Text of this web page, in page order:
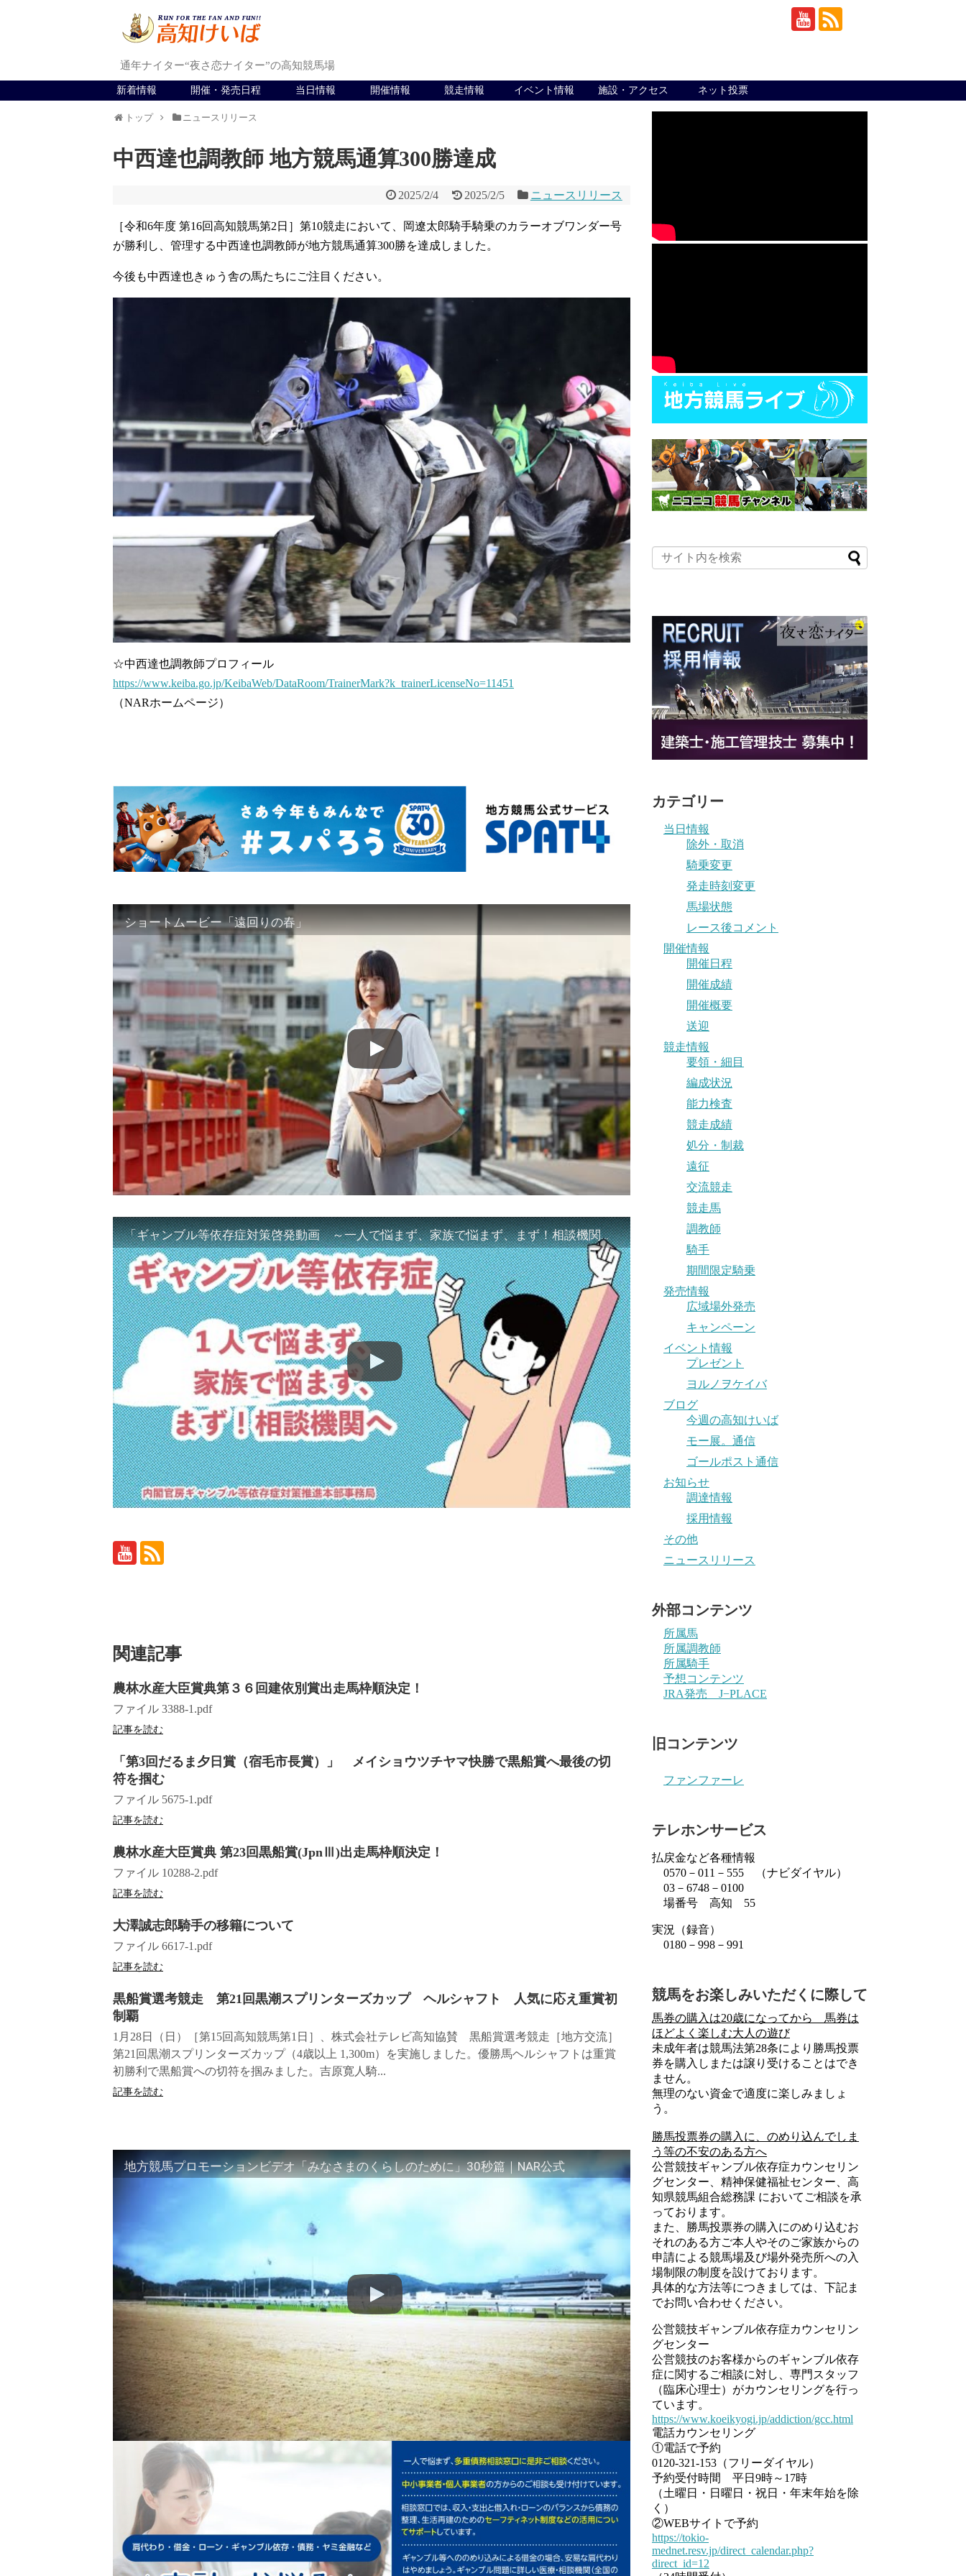
通年ナイター“夜さ恋ナイター”の高知競馬場
新着情報 開催・発売日程 当日情報 開催情報 競走情報 イベント情報 施設・アクセス ネット投票
トップ ニュースリリース
中西達也調教師 地方競馬通算300勝達成
2025/2/4 2025/2/5 ニュースリリース
［令和6年度 第16回高知競馬第2日］第10競走において、岡遼太郎騎手騎乗のカラーオブワンダー号
が勝利し、管理する中西達也調教師が地方競馬通算300勝を達成しました。
今後も中西達也きゅう舎の馬たちにご注目ください。
☆中西達也調教師プロフィール
https://www.keiba.go.jp/KeibaWeb/DataRoom/TrainerMark?k_trainerLicenseNo=11451
（NARホームページ）
ショートムービー「遠回りの春」
「ギャンブル等依存症対策啓発動画 ～一人で悩まず、家族で悩まず、まず！相談機関へ～」
関連記事
農林水産大臣賞典第３６回建依別賞出走馬枠順決定！
ファイル 3388-1.pdf
記事を読む
「第3回だるま夕日賞（宿毛市長賞）」 メイショウツチヤマ快勝で黒船賞へ最後の切
符を掴む
ファイル 5675-1.pdf
記事を読む
農林水産大臣賞典 第23回黒船賞(JpnⅢ)出走馬枠順決定！
ファイル 10288-2.pdf
記事を読む
大澤誠志郎騎手の移籍について
ファイル 6617-1.pdf
記事を読む
黒船賞選考競走 第21回黒潮スプリンターズカップ ヘルシャフト 人気に応え重賞初
制覇
1月28日（日）［第15回高知競馬第1日］、株式会社テレビ高知協賛 黒船賞選考競走［地方交流］
第21回黒潮スプリンターズカップ（4歳以上 1,300m）を実施しました。優勝馬ヘルシャフトは重賞
初勝利で黒船賞への切符を掴みました。吉原寛人騎...
記事を読む
地方競馬プロモーションビデオ「みなさまのくらしのために」30秒篇｜NAR公式
カテゴリー
当日情報
除外・取消
騎乗変更
発走時刻変更
馬場状態
レース後コメント
開催情報
開催日程
開催成績
開催概要
送迎
競走情報
要領・細目
編成状況
能力検査
競走成績
処分・制裁
遠征
交流競走
競走馬
調教師
騎手
期間限定騎乗
発売情報
広域場外発売
キャンペーン
イベント情報
プレゼント
ヨルノヲケイバ
ブログ
今週の高知けいば
モー展。通信
ゴールポスト通信
お知らせ
調達情報
採用情報
その他
ニュースリリース
外部コンテンツ
所属馬
所属調教師
所属騎手
予想コンテンツ
JRA発売 J−PLACE
旧コンテンツ
ファンファーレ
テレホンサービス
払戻金など各種情報
0570－011－555 （ナビダイヤル）
03－6748－0100
場番号 高知 55
実況（録音）
0180－998－991
競馬をお楽しみいただくに際して
馬券の購入は20歳になってから 馬券は
ほどよく楽しむ大人の遊び
未成年者は競馬法第28条により勝馬投票
券を購入しまたは譲り受けることはでき
ません。
無理のない資金で適度に楽しみましょ
う。
勝馬投票券の購入に、のめり込んでしま
う等の不安のある方へ
公営競技ギャンブル依存症カウンセリン
グセンター、精神保健福祉センター、高
知県競馬組合総務課 においてご相談を承
っております。
また、勝馬投票券の購入にのめり込むお
それのある方ご本人やそのご家族からの
申請による競馬場及び場外発売所への入
場制限の制度を設けております。
具体的な方法等につきましては、下記ま
でお問い合わせください。
公営競技ギャンブル依存症カウンセリン
グセンター
公営競技のお客様からのギャンブル依存
症に関するご相談に対し、専門スタッフ
（臨床心理士）がカウンセリングを行っ
ています。
https://www.koeikyogi.jp/addiction/gcc.html
電話カウンセリング
①電話で予約
0120-321-153（フリーダイヤル）
予約受付時間 平日9時～17時
（土曜日・日曜日・祝日・年末年始を除
く）
②WEBサイトで予約
https://tokio-
mednet.resv.jp/direct_calendar.php?
direct_id=12